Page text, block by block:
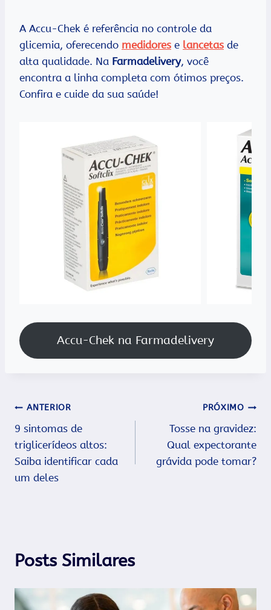
A Accu-Chek é referência no controle da
glicemia, oferecendo medidores e lancetas de
alta qualidade. Na Farmadelivery, você
encontra a linha completa com ótimos preços.
Confira e cuide da sua saúde!
Accu-Chek na Farmadelivery
Navegação
de
Post
ANTERIOR
9 sintomas de
triglicerídeos altos:
Saiba identificar cada
um deles
PRÓXIMO
Tosse na gravidez:
Qual expectorante
grávida pode tomar?
Posts Similares